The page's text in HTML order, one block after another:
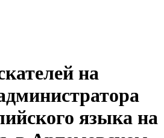
на
языка на